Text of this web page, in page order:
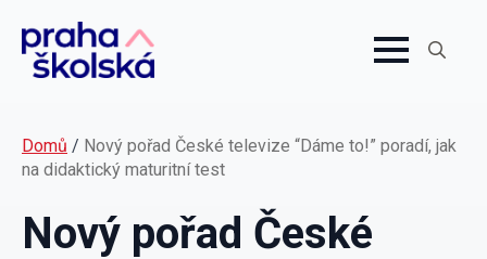
Domů / Nový pořad České televize “Dáme to!” poradí, jak
na didaktický maturitní test
Nový pořad České